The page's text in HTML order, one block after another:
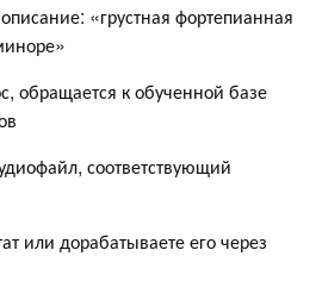
«грустная фортепианная
обращается к обученной базе
соответствующий
или дорабатываете его через